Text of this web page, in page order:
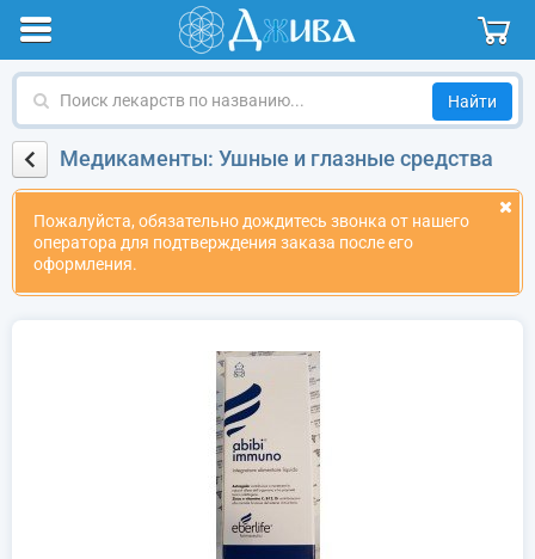
Поиск
по
названиюМедикаменты: Ушные и глазные средства
Пожалуйста, обязательно дождитесь звонка от нашего
оператора для подтверждения заказа после его
оформления.